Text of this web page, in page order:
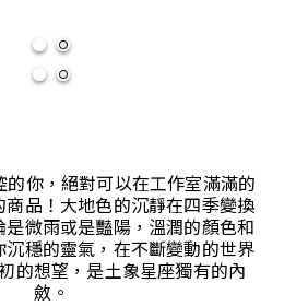
的你，絕對可以在工作室滿滿的
商品！大地色的沉靜在四季變換
是微雨或是豔陽，溫潤的顏色和
穩的靈氣，在不斷變動的世界
的想望，是土象星座獨有的內
斂。